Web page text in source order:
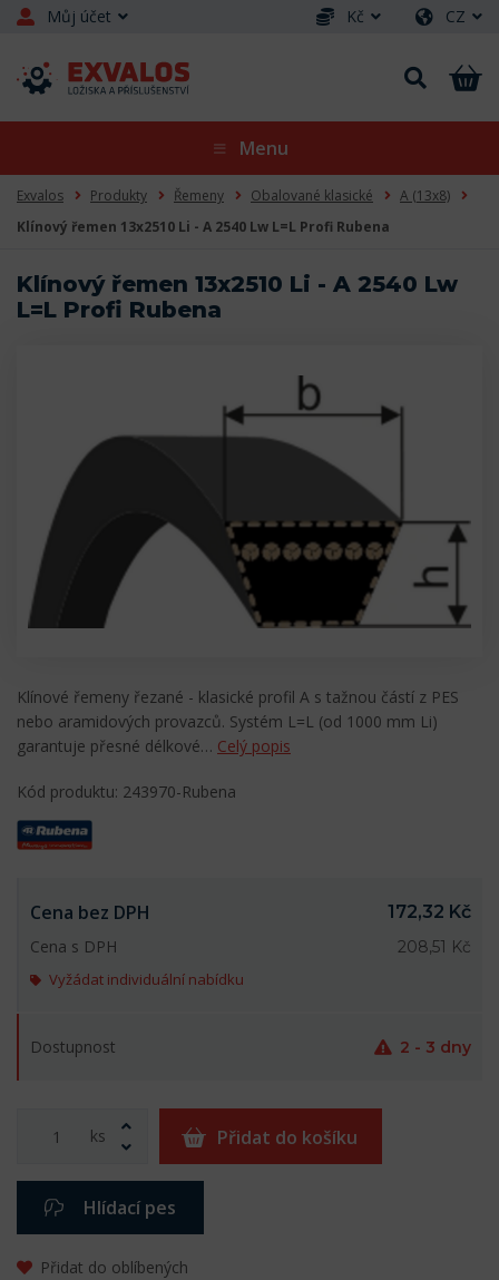
Můj účet Kč CZ
Menu
Exvalos Produkty Řemeny Obalované klasické
A (13x8)
Klínový řemen 13x2510 Li - A 2540 Lw L=L Profi Rubena
Klínový řemen 13x2510 Li - A 2540 Lw
L=L Profi Rubena
Klínové řemeny řezané - klasické profil A s tažnou částí z PES
nebo aramidových provazců. Systém L=L (od 1000 mm Li)
garantuje přesné délkové… Celý popis
Kód produktu: 243970-Rubena
Cena bez DPH
172,32 Kč
Cena s DPH
208,51 Kč
Vyžádat individuální nabídku
Dostupnost 2 - 3 dny
ks Přidat do košíku
Hlídací pes
Přidat do oblíbených